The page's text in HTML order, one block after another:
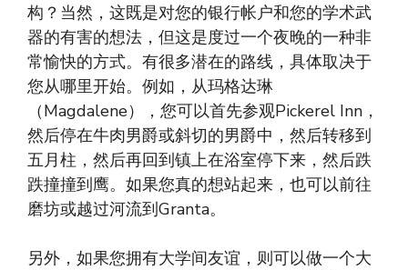
构？当然，这既是对您的银行帐户和您的学术武
器的有害的想法，但这是度过一个夜晚的一种非
常愉快的方式。有很多潜在的路线，具体取决于
您从哪里开始。例如，从玛格达琳
（Magdalene），您可以首先参观Pickerel Inn，
然后停在牛肉男爵或斜切的男爵中，然后转移到
五月柱，然后再回到镇上在浴室停下来，然后跌
跌撞撞到鹰。如果您真的想站起来，也可以前往
磨坊或越过河流到Granta。
另外，如果您拥有大学间友谊，则可以做一个大